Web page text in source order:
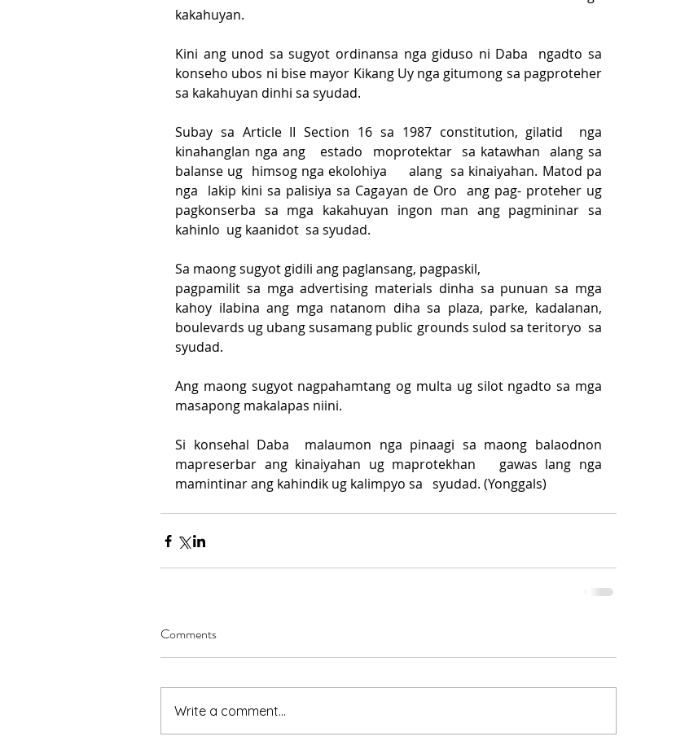
kakahuyan.
Kini ang unod sa sugyot ordinansa nga giduso ni Daba  ngadto sa
konseho ubos ni bise mayor Kikang Uy nga gitumong sa pagproteher
sa kakahuyan dinhi sa syudad.
Subay sa Article II Section 16 sa 1987 constitution, gilatid  nga
kinahanglan nga ang   estado  moprotektar  sa katawhan  alang sa
balanse ug  himsog nga ekolohiya     alang  sa kinaiyahan. Matod pa
nga  lakip kini sa palisiya sa Cagayan de Oro  ang pag- proteher ug
pagkonserba sa mga kakahuyan ingon man ang pagmininar sa
kahinlo  ug kaanidot  sa syudad.
Sa maong sugyot gidili ang paglansang, pagpaskil,
pagpamilit sa mga advertising materials dinha sa punuan sa mga
kahoy ilabina ang mga natanom diha sa plaza, parke, kadalanan,
boulevards ug ubang susamang public grounds sulod sa teritoryo  sa
syudad.
Ang maong sugyot nagpahamtang og multa ug silot ngadto sa mga
masapong makalapas niini.
Si konsehal Daba  malaumon nga pinaagi sa maong balaodnon
mapreserbar ang kinaiyahan ug maprotekhan   gawas lang nga
mamintinar ang kahindik ug kalimpyo sa   syudad. (Yonggals)
Comments
Write a comment...